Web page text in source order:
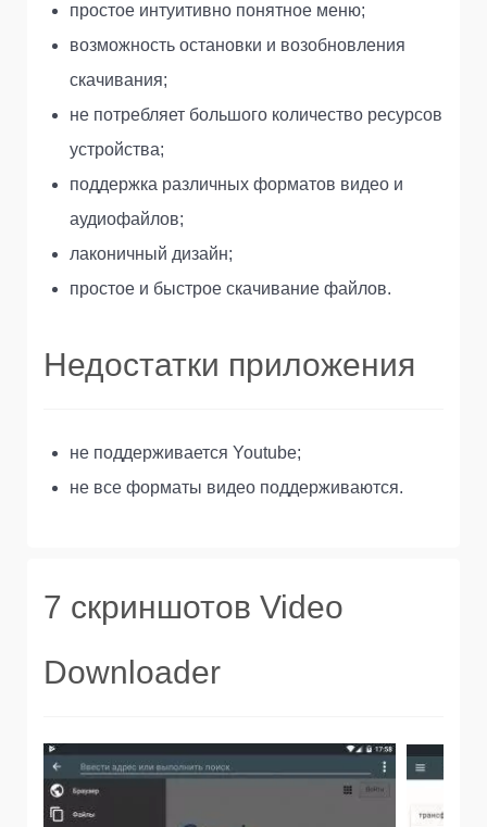
простое интуитивно понятное меню;
возможность остановки и возобновления
скачивания;
не потребляет большого количество ресурсов
устройства;
поддержка различных форматов видео и
аудиофайлов;
лаконичный дизайн;
простое и быстрое скачивание файлов.
Недостатки приложения
не поддерживается Youtube;
не все форматы видео поддерживаются.
7 скриншотов Video
Downloader